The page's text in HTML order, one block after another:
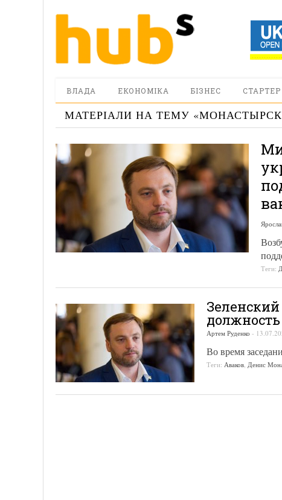
ВЛАДА ЕКОНОМІКА БІЗНЕС СТАРТЕР
МАТЕРІАЛИ НА ТЕМУ «
Теги:
Артем Руденко -
Во время
Теги: Аваков, Денис